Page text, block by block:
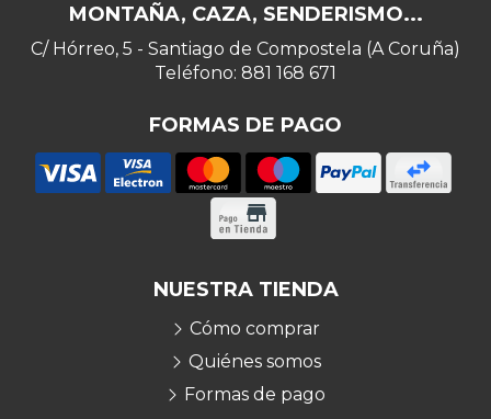
MONTAÑA, CAZA, SENDERISMO...
C/ Hórreo, 5 - Santiago de Compostela (A Coruña)
Teléfono: 881 168 671
FORMAS DE PAGO
NUESTRA TIENDA
Cómo comprar
Quiénes somos
Formas de pago